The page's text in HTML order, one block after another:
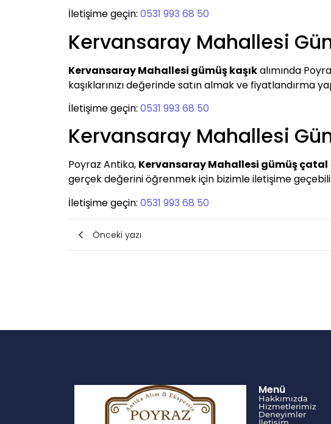
İletişime geçin: 0531 993 68 50
Kervansaray Mahallesi
Kervansaray Mahallesi gümüş kaşıkalımında
kaşıklarınızı değerinde satın almak ve fiyatlandırma
İletişime geçin: 0531 993 68 50
Kervansaray Mahallesi
Poyraz Antika, Kervansaray Mahallesi gümüş çatal
gerçek değerini öğrenmek için bizimle iletişime
İletişime geçin: 0531 993 68 50
Önceki yazı
Menü
Hakkımızda
Hizmetlerimiz
Deneyimler